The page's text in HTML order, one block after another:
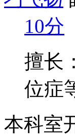
10分
擅长
位症
本科室